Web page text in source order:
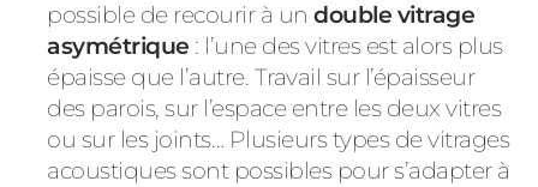
possible de recourir à undouble vitrage
asymétrique : l’une des vitres est alors plus
épaisse que l’autre. Travail sur l’épaisseur
des parois, sur l’espace entre les deux vitres
ou sur les joints… Plusieurs types de vitrages
acoustiques sont possibles pour s’adapter à